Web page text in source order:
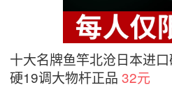
十大名牌鱼竿北沧日本进
硬19调大物杆正品 32元